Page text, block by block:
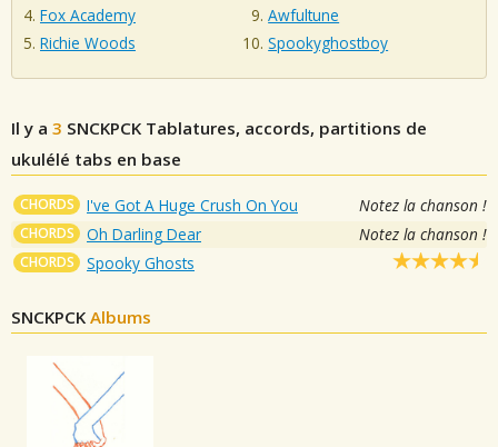
Fox Academy
Richie Woods
Awfultune
Spookyghostboy
Il y a 3 SNCKPCK Tablatures, accords, partitions de
ukulélé tabs en base
CHORDS I've Got A Huge Crush On You Notez la chanson !
CHORDS Oh Darling Dear Notez la chanson !
CHORDS Spooky Ghosts
SNCKPCK Albums